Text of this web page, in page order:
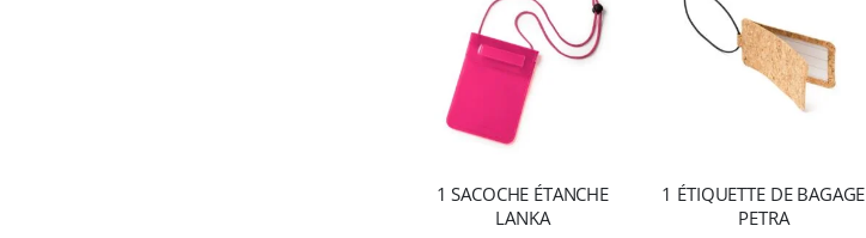
1 SACOCHE ÉTANCHE
LANKA
1 ÉTIQUETTE DE BAGAGE
PETRA